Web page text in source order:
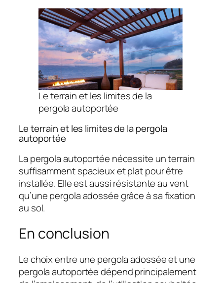
Le terrain et les limites de la
pergola autoportée
Le terrain et les limites de la pergola
autoportée
La pergola autoportée nécessite un terrain
suffisamment spacieux et plat pour être
installée. Elle est aussi résistante au vent
qu’une pergola adossée grâce à sa fixation
au sol.
En conclusion
Le choix entre une pergola adossée et une
pergola autoportée dépend principalement